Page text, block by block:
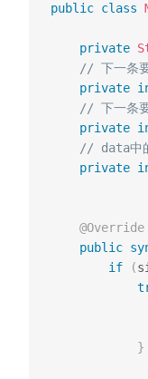
public class
private
// 下一条
private
// 下一条
private
// data中
private
@Override
public
if
(
}